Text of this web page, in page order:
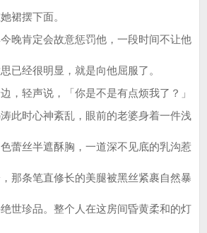
裙摆下面。
肯定会故意惩罚他，一段时间不让他
已经很明显，就是向他屈服了。
轻声说，「你是不是有点烦我了？」
时心神紊乱，眼前的老婆身着一件浅
蕾丝半遮酥胸，一道深不见底的乳沟惹
那条笔直修长的美腿被黑丝紧裹自然暴
世珍品。整个人在这房间昏黄柔和的灯